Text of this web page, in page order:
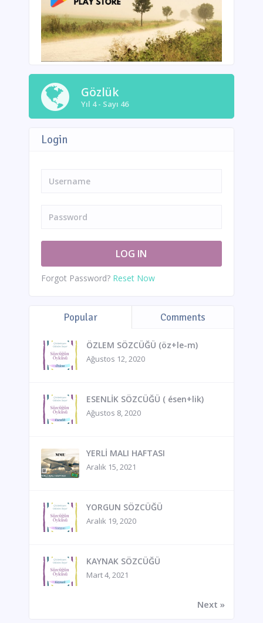
Gözlük
Yıl 4 - Sayı 46
Login
Forgot Password? Reset Now
Popular Comments
ÖZLEM SÖZCÜĞÜ (öz+le-m)
Ağustos 12, 2020
ESENLİK SÖZCÜĞÜ ( ésen+lik)
Ağustos 8, 2020
YERLİ MALI HAFTASI
Aralık 15, 2021
YORGUN SÖZCÜĞÜ
Aralık 19, 2020
KAYNAK SÖZCÜĞÜ
Mart 4, 2021
Next »